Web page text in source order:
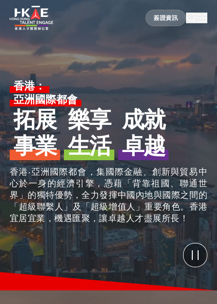
簽證資訊
簽證資訊
居港須知
人才支援
就業資訊
在港營商
活動情報
最新消息
香港：
亞洲國際都會
拓展
事業
樂享
生活
成就
卓越
香港‧亞洲國際都會，集國際金融、創新與貿易中
心於一身的經濟引擎，憑藉「背靠祖國、聯通世
界」的獨特優勢，全力發揮中國內地與國際之間的
「超級聯繫人」及「超級增值人」重要角色。香港
宜居宜業，機遇匯聚，讓卓越人才盡展所長！